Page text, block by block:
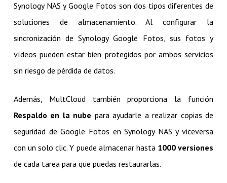
Synology NAS y Google Fotos son dos tipos diferentes de
soluciones de almacenamiento. Al configurar la
sincronización de Synology Google Fotos, sus fotos y
vídeos pueden estar bien protegidos por ambos servicios
sin riesgo de pérdida de datos.
Además, MultCloud también proporciona la función
Respaldo en la nube para ayudarle a realizar copias de
seguridad de Google Fotos en Synology NAS y viceversa
con un solo clic. Y puede almacenar hasta 1000 versiones
de cada tarea para que puedas restaurarlas.